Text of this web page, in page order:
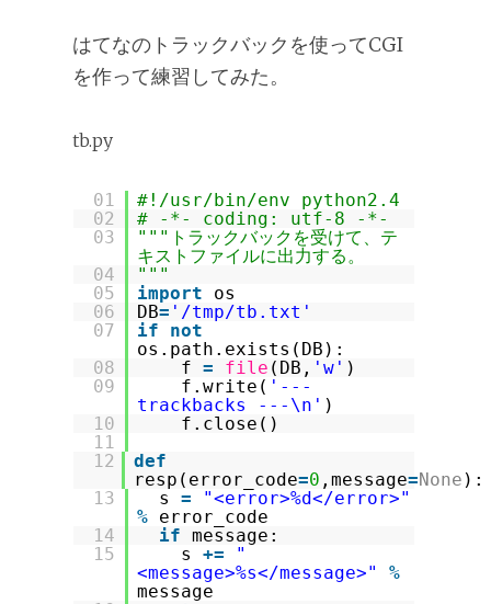
はてなのトラックバックを使ってCGI
を作って練習してみた。
tb.py
01
#!/usr/bin/env python2.4
02
# -*- coding: utf-8 -*-
03
"""トラックバックを受けて、テ
キストファイルに出力する。
04
"""
05
import
os
06
DB= '/tmp/tb.txt'
07
if
not
os.path.exists(DB):
08
f = file (DB, 'w' )
09
f.write( '---
trackbacks ---\n' )
10
f.close()
11
12
def
resp(error_code=0 ,message=None ):
13
s =
"<error>%d</error>"
% error_code
14
if message:
15
s +=
"
<message>%s</message>"
%
message